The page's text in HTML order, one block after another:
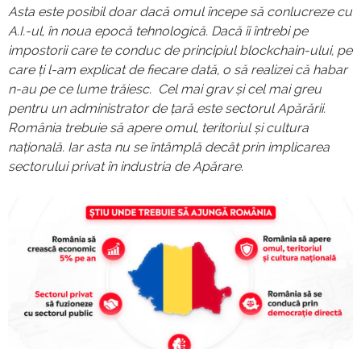
Asta este posibil doar dacă omul începe să conlucreze cu
A.I.-ul, în noua epocă tehnologică. Dacă îi întrebi pe
impostorii care te conduc de principiul blockchain-ului, pe
care ți l-am explicat de fiecare dată, o să realizei că habar
n-au pe ce lume trăiesc. Cel mai grav și cel mai greu
pentru un administrator de țară este sectorul Apărării.
România trebuie să apere omul, teritoriul și cultura
națională. Iar asta nu se întâmplă decât prin implicarea
sectorului privat în industria de Apărare.